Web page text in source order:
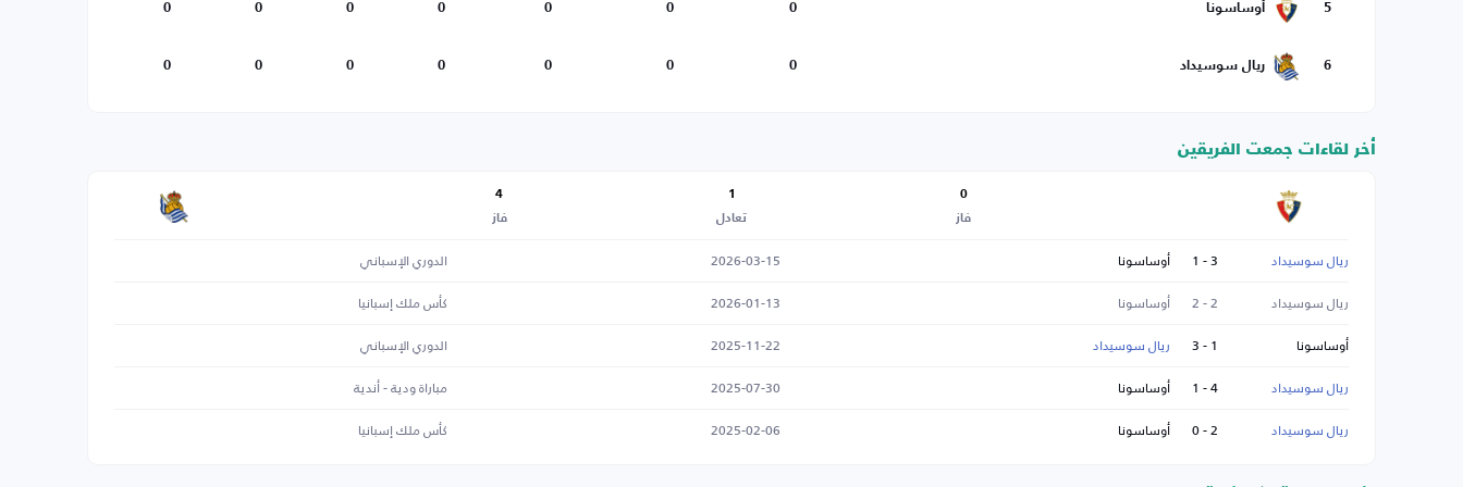
5 أوساسونا 0
0
0
0
0
0
0
6 ريال سوسيداد 0
0
0
0
0
0
0
أخر لقاءات جمعت الفريقين
0
فاز
1
تعادل
4
فاز
ريال سوسيداد 3 - 1 أوساسونا 2026-03-15
الدوري الإسباني
ريال سوسيداد
2 - 2 أوساسونا 2026-01-13
كأس ملك إسبانيا
أوساسونا
1 - 3 ريال سوسيداد 2025-11-22
الدوري الإسباني
ريال سوسيداد
4 - 1 أوساسونا 2025-07-30
مباراة ودية - أندية
ريال سوسيداد
2 - 0 أوساسونا 2025-02-06 كأس ملك إسبانيا